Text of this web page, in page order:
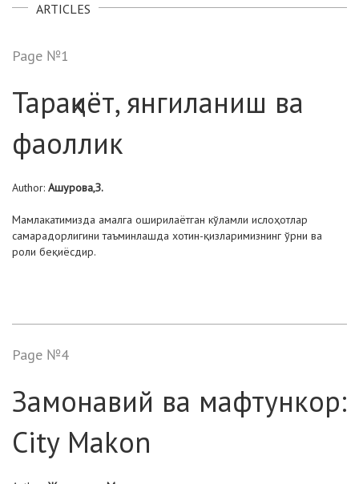
ARTICLES
Page №1
Тараққиёт, янгиланиш ва
фаоллик
Author: Ашурова,З.
Мамлакатимизда амалга оширилаётган кўламли ислоҳотлар
самарадорлигини таъминлашда хотин-қизларимизнинг ўрни ва
роли беқиёсдир.
Page №4
Замонавий ва мафтункор:
City Makon